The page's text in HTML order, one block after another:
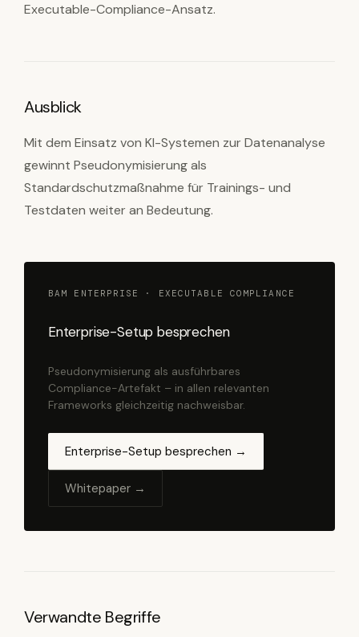
Executable-Compliance-Ansatz.
Ausblick
Mit dem Einsatz von KI-Systemen zur Datenanalyse
gewinnt Pseudonymisierung als
Standardschutzmaßnahme für Trainings- und
Testdaten weiter an Bedeutung.
BAM ENTERPRISE · EXECUTABLE COMPLIANCE
Enterprise-Setup besprechen
Pseudonymisierung als ausführbares
Compliance-Artefakt – in allen relevanten
Frameworks gleichzeitig nachweisbar.
Enterprise-Setup besprechen →
Whitepaper →
Verwandte Begriffe